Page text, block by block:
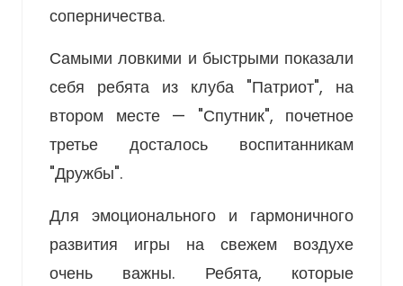
соперничества.
Самыми ловкими и быстрыми показали
себя ребята из клуба "Патриот", на
втором месте — "Спутник", почетное
третье досталось воспитанникам
"Дружбы".
Для эмоционального и гармоничного
развития игры на свежем воздухе
очень важны. Ребята, которые